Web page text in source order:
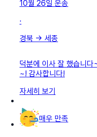
10월 26일 운송
·
경북 → 세종
덕분에 이사 잘 했습니
~! 감사합니다!
자세히 보기
매우 만족